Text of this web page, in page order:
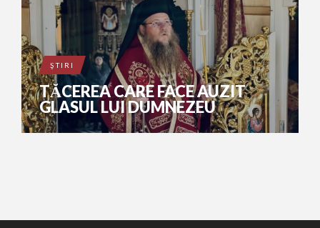
ŞTIRI
TĂCEREA CARE FACE AUZIT
GLASUL LUI DUMNEZEU